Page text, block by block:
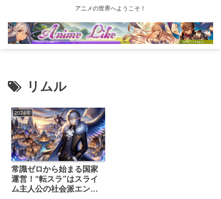
アニメの世界へようこそ！
リムル
2024年
常識ゼロから始まる国家
運営！“転スラ”はスライ
ム主人公の社会派エンタ